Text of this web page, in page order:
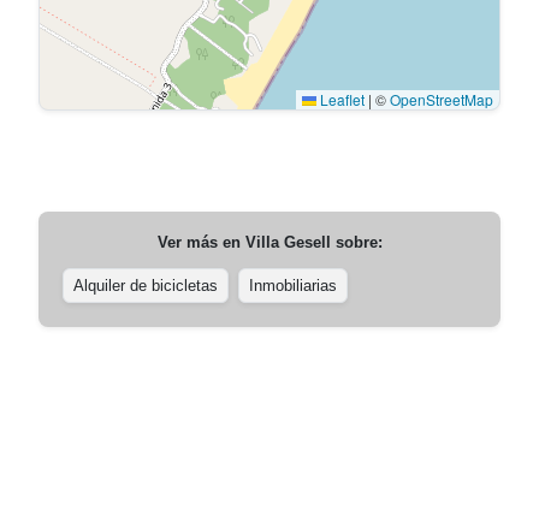
Leaflet | ©OpenStreetMap
Ver más en Villa Gesell sobre:
Alquiler de bicicletas Inmobiliarias